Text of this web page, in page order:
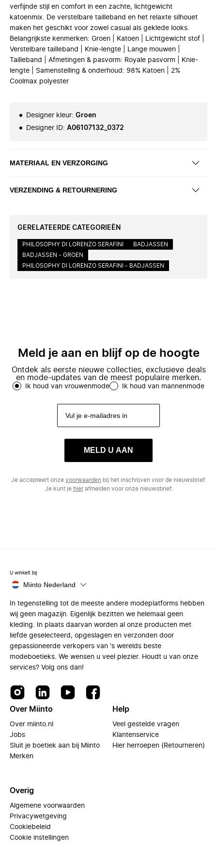
verfijnde stijl en comfort in een zachte, lichtgewicht
katoenmix. De verstelbare tailleband en het relaxte silhouet
maken het geschikt voor zowel casual als geklede looks.
Belangrijkste kenmerken: Groen | Katoen | Lichtgewicht stof |
Verstelbare tailleband | Knie-lengte | Lange mouwen |
Tailleband | Afmetingen & pasvorm: Royale pasvorm | Knie-
lengte | Samenstelling & onderhoud: 98% Katoen | 2%
Coolmax polyester
Designer kleur: Groen
Designer ID: A06107132_0372
MATERIAAL EN VERZORGING
VERZENDING & RETOURNERING
GERELATEERDE CATEGORIEËN
PHILOSOPHY DI LORENZO SERAFINI
BADJASSEN
BADJASSEN - GROEN
PHILOSOPHY DI LORENZO SERAFINI - BADJASSEN
Meld je aan en blijf op de hoogte
Ontdek als eerste nieuwe collecties, exclusieve deals
en mode-updates van de meest populaire merken.
Ik houd van vrouwenmode Ik houd van mannenmode
MELD U AAN
Je accepteert onze voorwaarden bij het inschrijven voor de nieuwsbrief.
Je kunt je hierafmelden voor onze nieuwsbrief.
U winkelt bij
Miinto Nederland
In tegenstelling tot de meeste andere modeplatforms hebben
wij geen magazijn. Eigenlijk bezitten we helemaal geen
kleding. In plaats daarvan worden al onze producten met
liefde geselecteerd, opgeslagen en verzonden door
gepassioneerde verkopers van 's werelds beste
modeboetieks. We wensen u veel plezier. Houdt u van onze
services? Volg ons dan!
Over Miinto
Over miinto.nl
Jobs
Sluit je boetiek aan bij Miinto
Merken
Help
Veel gestelde vragen
Klantenservice
Hier herroepen (Retourneren)
Overig
Algemene voorwaarden
Privacywetgeving
Cookiebeleid
Cookie instellingen